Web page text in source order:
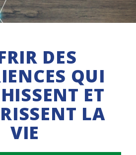
DES
QUI
ET
LA
VIE